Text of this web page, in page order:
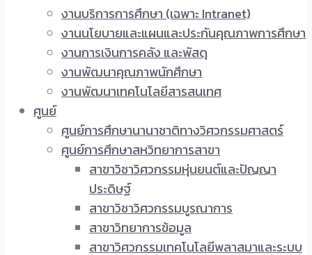
งานบริการการศึกษา (เฉพาะ Intranet)
งานนโยบายและแผนและประกันคุณภาพการศึกษา
งานการเงินการคลัง และพัสดุ
งานพัฒนาคุณภาพนักศึกษา
งานพัฒนาเทคโนโลยีสารสนเทศ
ศูนย์
ศูนย์การศึกษานานาชาติทางวิศวกรรมศาสตร์
ศูนย์การศึกษาสหวิทยาการสาขา
สาขาวิชาวิศวกรรมหุ่นยนต์และปัญญา
ประดิษฐ์
สาขาวิชาวิศวกรรมบูรณาการ
สาขาวิทยาการข้อมูล
สาขาวิศวกรรมเทคโนโลยีพลาสมาและระบบ